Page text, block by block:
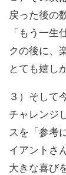
戻った後の
「もう一
クの後に、
とても嬉し
３）そして
チャレンジ
スを「参考
イアントさ
大きな喜び